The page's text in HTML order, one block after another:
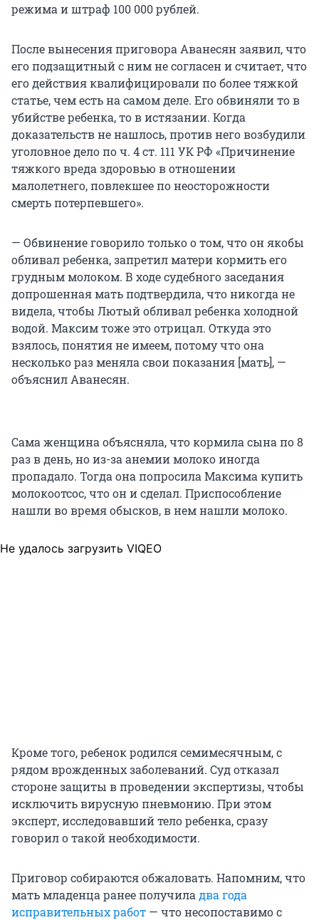
режима и штраф 100 000 рублей.
После вынесения приговора Аванесян заявил, что
его подзащитный с ним не согласен и считает, что
его действия квалифицировали по более тяжкой
статье, чем есть на самом деле. Его обвиняли то в
убийстве ребенка, то в истязании. Когда
доказательств не нашлось, против него возбудили
уголовное дело по ч. 4 ст. 111 УК РФ «Причинение
тяжкого вреда здоровью в отношении
малолетнего, повлекшее по неосторожности
смерть потерпевшего».
— Обвинение говорило только о том, что он якобы
обливал ребенка, запретил матери кормить его
грудным молоком. В ходе судебного заседания
допрошенная мать подтвердила, что никогда не
видела, чтобы Лютый обливал ребенка холодной
водой. Максим тоже это отрицал. Откуда это
взялось, понятия не имеем, потому что она
несколько раз меняла свои показания [мать], —
объяснил Аванесян.
Сама женщина объясняла, что кормила сына по 8
раз в день, но из-за анемии молоко иногда
пропадало. Тогда она попросила Максима купить
молокоотсос, что он и сделал. Приспособление
нашли во время обысков, в нем нашли молоко.
Не удалось загрузить VIQEO
Кроме того, ребенок родился семимесячным, с
рядом врожденных заболеваний. Суд отказал
стороне защиты в проведении экспертизы, чтобы
исключить вирусную пневмонию. При этом
эксперт, исследовавший тело ребенка, сразу
говорил о такой необходимости.
Приговор собираются обжаловать. Напомним, что
мать младенца ранее получила два года
исправительных работ — что несопоставимо с